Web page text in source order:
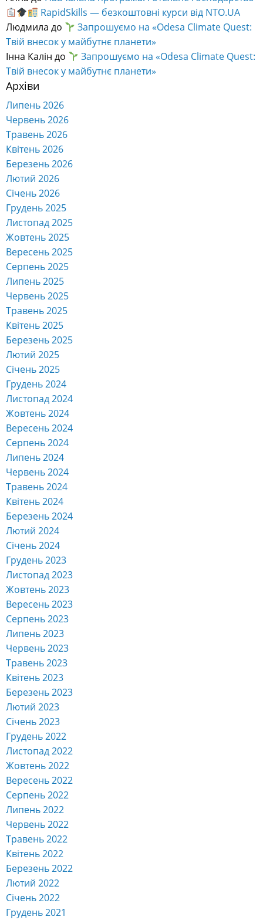
RapidSkills — безкоштовні курси від NTO.UA
Людмила до
Запрошуємо на «Odesa Climate Quest:
Твій внесок у майбутнє планети»
Інна Калін до
Запрошуємо на «Odesa Climate Quest:
Твій внесок у майбутнє планети»
Архіви
Липень 2026
Червень 2026
Травень 2026
Квітень 2026
Березень 2026
Лютий 2026
Січень 2026
Грудень 2025
Листопад 2025
Жовтень 2025
Вересень 2025
Серпень 2025
Липень 2025
Червень 2025
Травень 2025
Квітень 2025
Березень 2025
Лютий 2025
Січень 2025
Грудень 2024
Листопад 2024
Жовтень 2024
Вересень 2024
Серпень 2024
Липень 2024
Червень 2024
Травень 2024
Квітень 2024
Березень 2024
Лютий 2024
Січень 2024
Грудень 2023
Листопад 2023
Жовтень 2023
Вересень 2023
Серпень 2023
Липень 2023
Червень 2023
Травень 2023
Квітень 2023
Березень 2023
Лютий 2023
Січень 2023
Грудень 2022
Листопад 2022
Жовтень 2022
Вересень 2022
Серпень 2022
Липень 2022
Червень 2022
Травень 2022
Квітень 2022
Березень 2022
Лютий 2022
Січень 2022
Грудень 2021